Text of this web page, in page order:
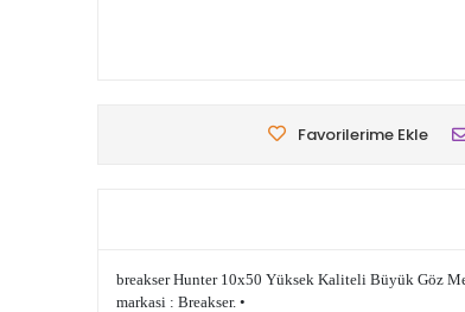
Favorilerime Ekle
breakser Hunter 10x50 Yüksek Kaliteli Büyük Göz
markasi : Breakser. •